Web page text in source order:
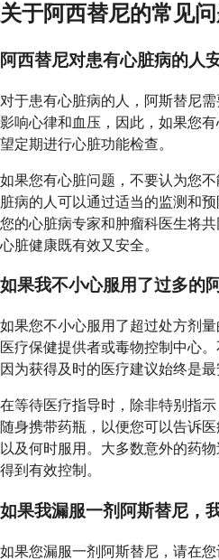
关于阿西替尼的常见
阿西替尼对患有心脏病的人
对于患有心脏病的人，阿斯替尼
影响心律和血压，因此，如果您
望定期进行心脏功能检查。
如果您有心脏问题，不要认为您
脏病的人可以通过适当的监测和
您的心脏病专家和肿瘤科医生将
心脏健康既有效又安全。
如果我不小心服用了过多的
如果您不小心服用了超过处方剂
医疗保健提供者或毒物控制中心
因为获得及时的医疗建议始终是最
在等待医疗指导时，除非特别指示
随身携带药瓶，以便您可以告诉
以及何时服用。大多数意外的药
得到有效控制。
如果我漏服一剂阿斯替尼，
如果您漏服一剂阿斯替尼，请在